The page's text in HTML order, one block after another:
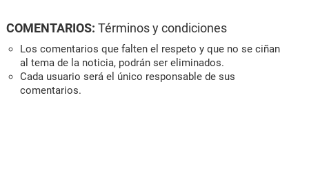
COMENTARIOS: Términos y condiciones
Los comentarios que falten el respeto y que no se ciñan
al tema de la noticia, podrán ser eliminados.
Cada usuario será el único responsable de sus
comentarios.